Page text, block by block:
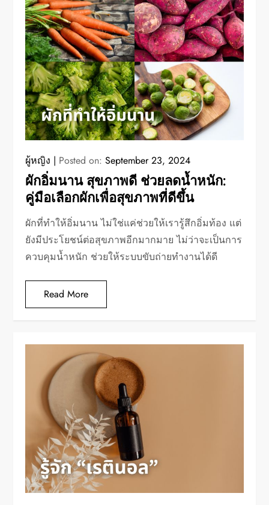
ผู้หญิง Posted on:September 23, 2024
ผักอิ่มนาน สุขภาพดี ช่วยลดน้ำหนัก:
คู่มือเลือกผักเพื่อสุขภาพที่ดีขึ้น
ผักที่ทำให้อิ่มนาน ไม่ใช่แค่ช่วยให้เรารู้สึกอิ่มท้อง แต่
ยังมีประโยชน์ต่อสุขภาพอีกมากมาย ไม่ว่าจะเป็นการ
ควบคุมน้ำหนัก ช่วยให้ระบบขับถ่ายทำงานได้ดี
Read More